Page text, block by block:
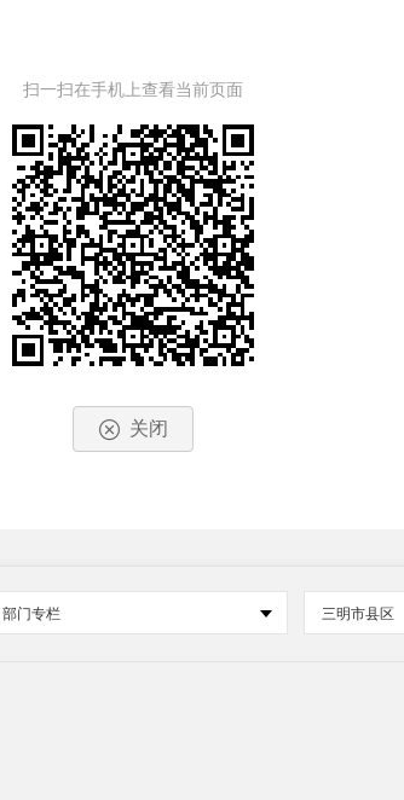
扫一扫在手机上查看当前页面
关闭
部门专栏 三明市县区